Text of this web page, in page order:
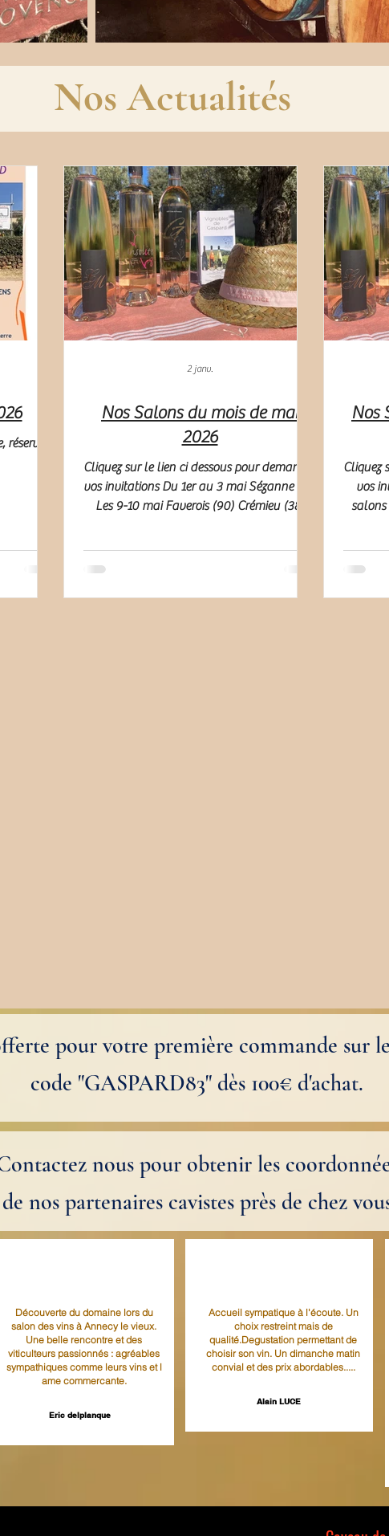
Nos Actualités
Nos Salons du mois de mai
2026
Cliquez sur le lien ci dessous pour demander
vos invitations Du 1er au 3 mai Sézanne (51)
Les 9-10 mai Faverois (90) Crémieu (38)
2 janv.
Nos
Cliquez
vos
salons
pour votre première commande sur
code "GASPARD83" dès 100€ d'achat.
nous pour obtenir les
de nos partenaires cavistes près de chez
Accueil sympatique à l'écoute. Un
choix restreint mais de
qualité.Degustation permettant de
choisir son vin. Un dimanche matin
convial et des prix abordables.....
Alain LUCE
Découverte du domaine lors du
salon des vins à Annecy le vieux.
Une belle rencontre et des
viticulteurs passionnés : agréables
sympathiques comme leurs vins et l
ame commercante.
Eric delplanque